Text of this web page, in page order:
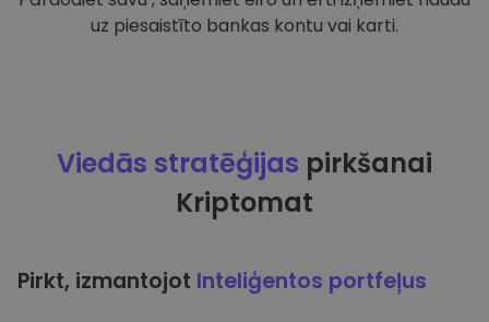
uz piesaistīto bankas kontu vai karti.
Viedās stratēģijas pirkšanai
Kriptomat
Pirkt, izmantojot Inteliģentos portfeļus